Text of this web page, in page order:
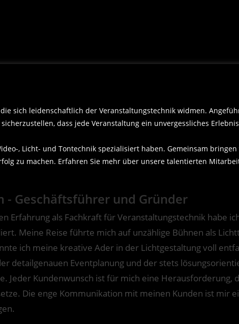
sich leidenschaftlich der Veranstaltungstechnik widmen.
dass jede Veranstaltung ein unvergessliches
, Licht- und Tontechnik spezialisiert haben. Gemeinsam
zu machen. Erfahren Sie mehr über unsere talentierten
- Geschäftsführer und Gründer
Erfahrung als Fachkraft für Veranstaltungstechnik habe
Meine Reise führte mich auf unzählige Bühnen als
ich meine kreative Ader in der Lichtgestaltung voll
detailgenauen Eventplanung und der stets
Jeder Kundenwunsch ist für mich eine Herausforderung,
Die enge Kommunikation mit meinen Kunden ist mir